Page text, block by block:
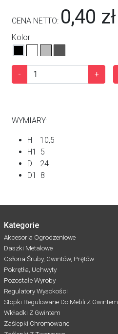
CENA NETTO: 0,40 zł
Kolor
- +
WYMIARY:
H 10,5
H1 5
D 24
D1 8
Kategorie
Akcesoria Ogrodzeniowe
Daszki Metalowe
Osłona Śruby, Gwintów, Prętów
Pokrętła, Uchwyty
Pozostałe Wyroby
Regulatory Wysokości
Stopki Regulowane Do Mebli Z Gwintem
Wkładki Z Gwintem
Zaślepki Chromowane